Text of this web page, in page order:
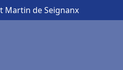
Martin de Seignanx